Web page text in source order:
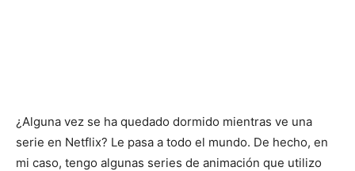
¿Alguna vez se ha quedado dormido mientras ve una
serie en Netflix? Le pasa a todo el mundo. De hecho, en
mi caso, tengo algunas series de animación que utilizo